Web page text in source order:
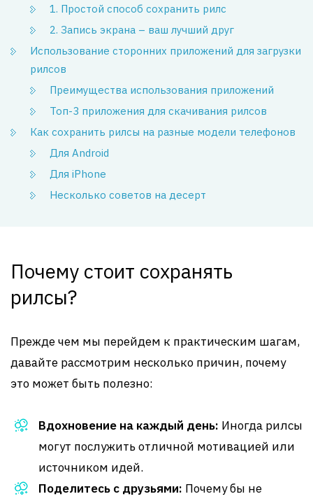
1. Простой способ сохранить рилс
2. Запись экрана – ваш лучший друг
Использование сторонних приложений для загрузки
рилсов
Преимущества использования приложений
Топ-3 приложения для скачивания рилсов
Как сохранить рилсы на разные модели телефонов
Для Android
Для iPhone
Несколько советов на десерт
Почему стоит сохранять
рилсы?
Прежде чем мы перейдем к практическим шагам,
давайте рассмотрим несколько причин, почему
это может быть полезно:
Вдохновение на каждый день: Иногда рилсы
могут послужить отличной мотивацией или
источником идей.
Поделитесь с друзьями: Почему бы не